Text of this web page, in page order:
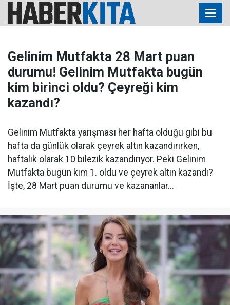
Gelinim Mutfakta 28 Mart puan
durumu! Gelinim Mutfakta bugün
kim birinci oldu? Çeyreği kim
kazandı?
Gelinim Mutfakta yarışması her hafta olduğu gibi bu
hafta da günlük olarak çeyrek altın kazandırırken,
haftalık olarak 10 bilezik kazandırıyor. Peki Gelinim
Mutfakta bugün kim 1. oldu ve çeyrek altın kazandı?
İşte, 28 Mart puan durumu ve kazananlar...